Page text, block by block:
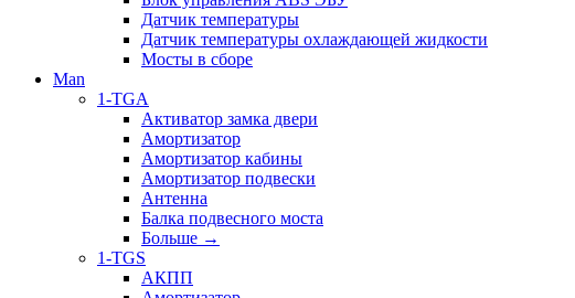
Датчик температуры
Датчик температуры охлаждающей жидкости
Мосты в сборе
Man
1-TGA
Активатор замка двери
Амортизатор
Амортизатор кабины
Амортизатор подвески
Антенна
Балка подвесного моста
Больше →
1-TGS
АКПП